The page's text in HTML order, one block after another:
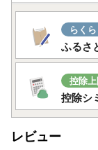
登場しました！
詳しくはこちら
※従来通りの申
ご利用可能です
【個人情報案内】
らく
ふるさ
控除
控除シ
レビュー